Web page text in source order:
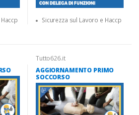
Sicurezza sul Lavoro e Haccp
Tutto626.it
AGGIORNAMENTO PRIMO
SOCCORSO